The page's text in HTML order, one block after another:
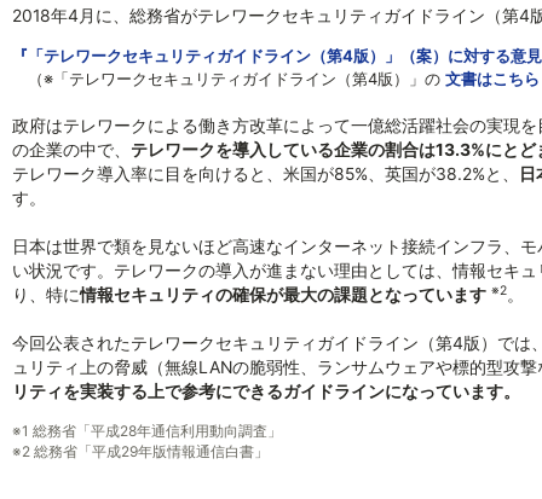
2018年4月に、総務省がテレワークセキュリティガイドライン（第4
『「テレワークセキュリティガイドライン（第4版）」（案）に対する意
（※「テレワークセキュリティガイドライン（第4版）」の 文書はこちら
政府はテレワークによる働き方改革によって一億総活躍社会の実現
の企業の中で、 テレワークを導入している企業の割合は13.3%にと
テレワーク導入率に目を向けると、米国が85%、英国が38.2%と、
す。
日本は世界で類を見ないほど高速なインターネット接続インフラ、
い状況です。テレワークの導入が進まない理由としては、情報セキ
り、特に情報セキュリティの確保が最大の課題となっています ※2。
今回公表されたテレワークセキュリティガイドライン（第4版）で
ュリティ上の脅威（無線LANの脆弱性、ランサムウェアや標的型攻
リティを実装する上で参考にできるガイドラインになっています。
※1 総務省「平成28年通信利用動向調査」
※2 総務省「平成29年版情報通信白書」